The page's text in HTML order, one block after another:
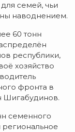
семей, чьи
наводнением.
60 тонн
республики,
хозяйство
фронта в
Шигабудинов.
семенного